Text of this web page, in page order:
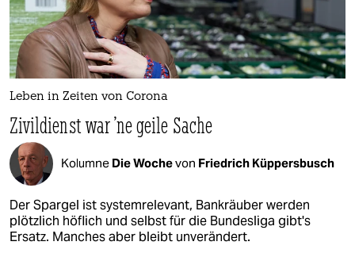
Leben in Zeiten von Corona
Zivildienst war 'ne geile Sache
Kolumne Die Wochevon Friedrich Küppersbusch
Der Spargel ist systemrelevant, Bankräuber werden
plötzlich höflich und selbst für die Bundesliga gibt's
Ersatz. Manches aber bleibt unverändert.